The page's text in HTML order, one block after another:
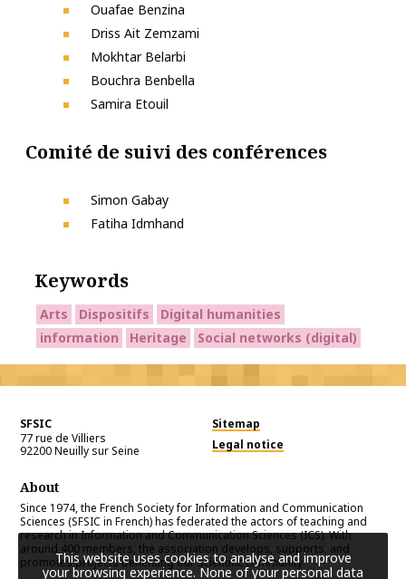
Ouafae Benzina
Driss Ait Zemzami
Mokhtar Belarbi
Bouchra Benbella
Samira Etouil
Comité de suivi des conférences
Simon Gabay
Fatiha Idmhand
Keywords
Arts Dispositifs
Digital humanities
information
Heritage Social networks (digital)
SFSIC
77 rue de Villiers
92200Neuilly sur Seine
Sitemap
Legal notice
About
Since 1974, the French Society for Information and Communication
Sciences (SFSIC in French) has federated the actors of teaching and
research in Information and Communication Sciences (ICS). With
around 400 members, the association develops, supports, and
promotes projects benefiting our scientific community.
This website uses cookies to analyse and improve
your browsing experience. None of your personal data